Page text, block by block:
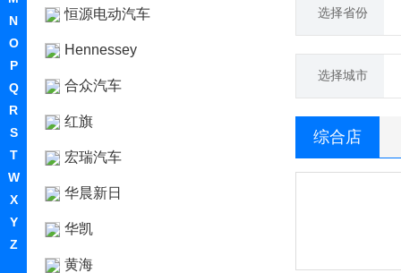
N
O
P
Q
R
S
T
W
X
Y
Z
恒源电动汽车
Hennessey
合众汽车
红旗
宏瑞汽车
华晨新日
华凯
黄海
选择省份
选择城市
综合店